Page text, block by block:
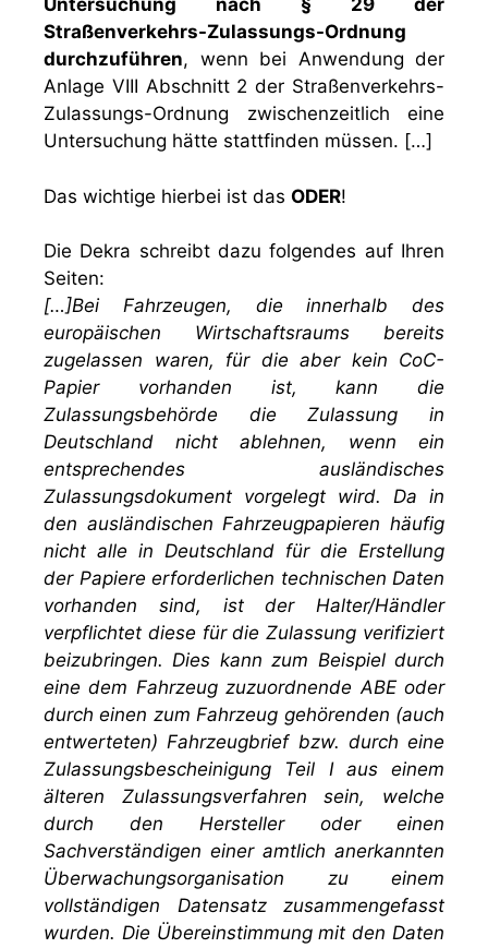
Untersuchung nach § 29 der
Straßenverkehrs-Zulassungs-Ordnung
durchzuführen, wenn bei Anwendung der
Anlage VIII Abschnitt 2 der Straßenverkehrs-
Zulassungs-Ordnung zwischenzeitlich eine
Untersuchung hätte stattfinden müssen. […]
Das wichtige hierbei ist das ODER!
Die Dekra schreibt dazu folgendes auf Ihren
Seiten:
[…]Bei Fahrzeugen, die innerhalb des
europäischen Wirtschaftsraums bereits
zugelassen waren, für die aber kein CoC-
Papier vorhanden ist, kann die
Zulassungsbehörde die Zulassung in
Deutschland nicht ablehnen, wenn ein
entsprechendes ausländisches
Zulassungsdokument vorgelegt wird. Da in
den ausländischen Fahrzeugpapieren häufig
nicht alle in Deutschland für die Erstellung
der Papiere erforderlichen technischen Daten
vorhanden sind, ist der Halter/Händler
verpflichtet diese für die Zulassung verifiziert
beizubringen. Dies kann zum Beispiel durch
eine dem Fahrzeug zuzuordnende ABE oder
durch einen zum Fahrzeug gehörenden (auch
entwerteten) Fahrzeugbrief bzw. durch eine
Zulassungsbescheinigung Teil I aus einem
älteren Zulassungsverfahren sein, welche
durch den Hersteller oder einen
Sachverständigen einer amtlich anerkannten
Überwachungsorganisation zu einem
vollständigen Datensatz zusammengefasst
wurden. Die Übereinstimmung mit den Daten